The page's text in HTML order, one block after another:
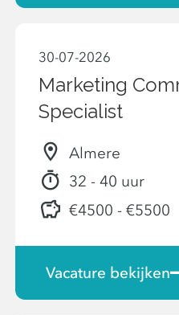
30-07-2026
Marketing
Specialist
Almere
32 - 40 uur
€4500 - €5500
Vacature bekijken